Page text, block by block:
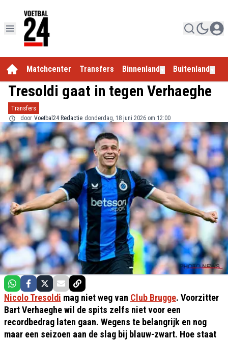
Matchcenter Transfers Binnenland Buitenland
Tresoldi gaat in tegen Verhaeghe
Transfers
door Voetbal24 Redactie donderdag, 18 juni 2026 om 12:00
Nicolo Tresoldi mag niet weg van Club Brugge. Voorzitter
Bart Verhaeghe wil de spits zelfs niet voor een
recordbedrag laten gaan. Wegens te belangrijk en nog
maar een seizoen aan de slag bij blauw-zwart. Hoe staat